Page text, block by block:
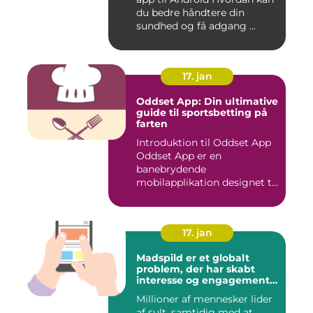
du bedre håndtere din
sundhed og få adgang ...
17. jan
Oddset App: Din ultimative
guide til sportsbetting på
farten
Introduktion til Oddset App
Oddset App er en
banebrydende
mobilapplikation designet til
17. jan
Madspild er et globalt
problem, der har skabt
interesse og engagement
mennesker verden over
Millioner af mennesker lider